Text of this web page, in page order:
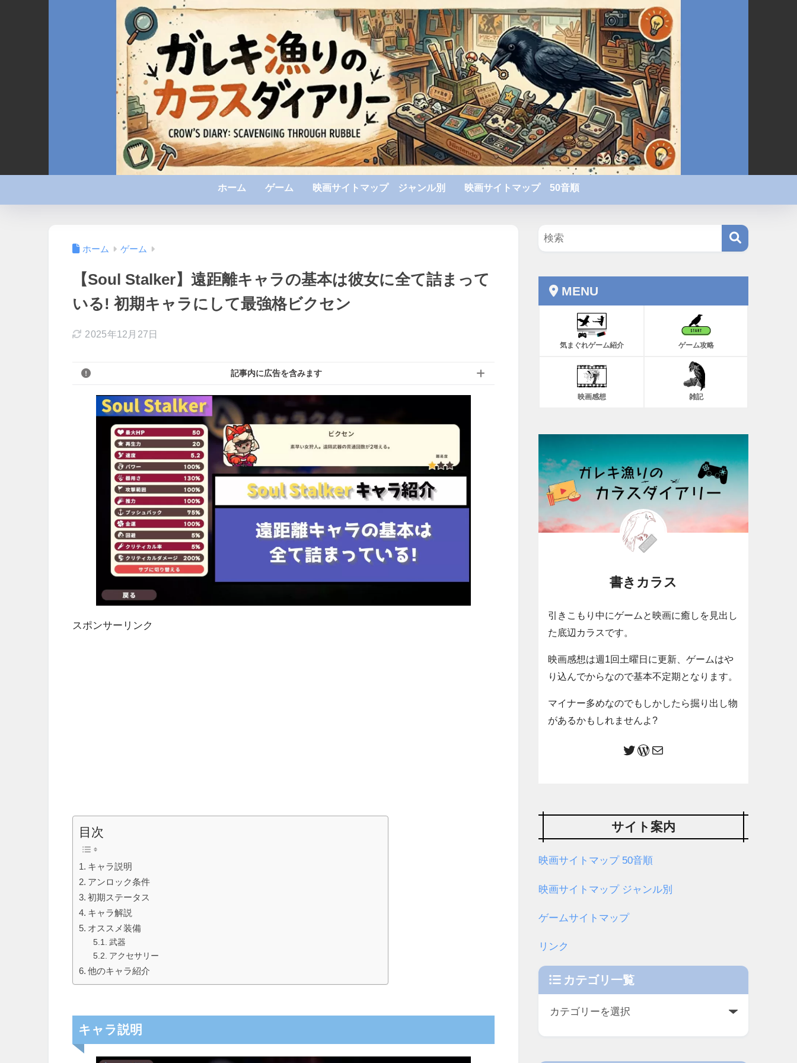
ホーム ゲーム 映画サイトマップ ジャンル別 映画サイトマップ 50音順
ホーム ゲーム
【Soul Stalker】遠距離キャラの基本は彼女に全て詰まって
いる! 初期キャラにして最強格ビクセン
2025年12月27日
記事内に広告を含みます
スポンサーリンク
目次
キャラ説明
アンロック条件
初期ステータス
キャラ解説
オススメ装備
武器
アクセサリー
他のキャラ紹介
キャラ説明
MENU
気まぐれゲーム紹介 ゲーム攻略
映画感想 雑記
書きカラス
引きこもり中にゲームと映画に癒しを見出し
た底辺カラスです。
映画感想は週1回土曜日に更新、ゲームはや
り込んでからなので基本不定期となります。
マイナー多めなのでもしかしたら掘り出し物
があるかもしれませんよ?
サイト案内
映画サイトマップ 50音順
映画サイトマップ ジャンル別
ゲームサイトマップ
リンク
カテゴリ一覧